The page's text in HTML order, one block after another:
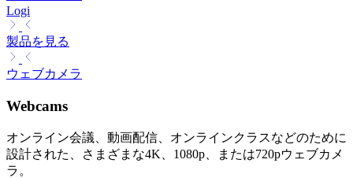
Logi
製品を見る
ウェブカメラ
Webcams
オンライン会議、動画配信、オンラインクラスなどのために
設計された、さまざまな4K、1080p、または720pウェブカメ
ラ。